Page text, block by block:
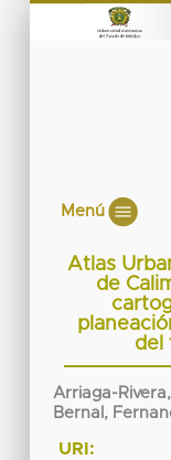
Menú
Atlas
de
del
Arriaga-
Bernal,
URI: